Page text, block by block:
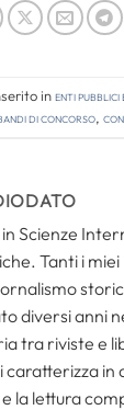
inEnti pubblici
di concorso,
Scienze
Tanti i
diversi anni
tra riviste e
caratterizza in
la lettura